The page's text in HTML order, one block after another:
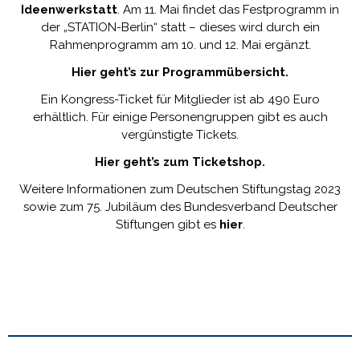
Ideenwerkstatt . Am 11. Mai findet das Festprogramm in
der „STATION-Berlin“ statt – dieses wird durch ein
Rahmenprogramm am 10. und 12. Mai ergänzt.
Hier geht’s zur Programmübersicht.
Ein Kongress-Ticket für Mitglieder ist ab 490 Euro
erhältlich. Für einige Personengruppen gibt es auch
vergünstigte Tickets.
Hier geht’s zum Ticketshop.
Weitere Informationen zum Deutschen Stiftungstag 2023
sowie zum 75. Jubiläum des Bundesverband Deutscher
Stiftungen gibt es hier.